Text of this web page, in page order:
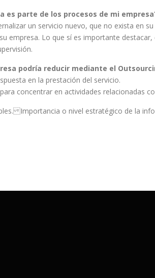
es parte de los procesos de mi
un servicio nuevo, que no exista en
empresa. Lo que sí es importante
podría reducir mediante el
en la prestación del servicio.
concentrar en actividades relacionadas
Importancia o nivel estratégico de la